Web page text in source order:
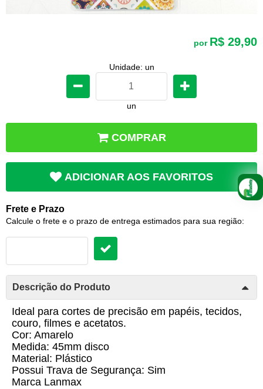
por R$ 29,90
Unidade: un
un
COMPRAR
ADICIONAR AOS FAVORITOS
Frete e Prazo
Calcule o frete e o prazo de entrega estimados para sua região:
Descrição do Produto
Ideal para cortes de precisão em papéis, tecidos,
couro, filmes e acetatos.
Cor: Amarelo
Medida: 45mm disco
Material: Plástico
Possui Trava de Segurança: Sim
Marca Lanmax